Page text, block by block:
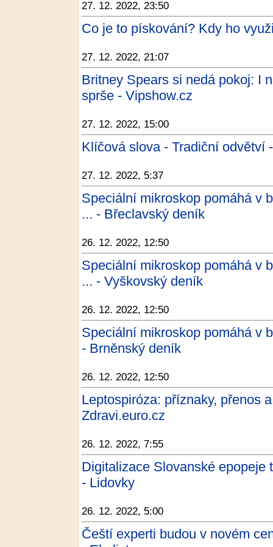
27. 12. 2022, 23:50
Co je to pískování? Kdy ho
27. 12. 2022, 21:07
Britney Spears si nedá pokoj: I
sprše - Vipshow.cz
27. 12. 2022, 15:00
Klíčová slova - Tradiční odvětví
27. 12. 2022, 5:37
Speciální mikroskop pomáhá v
... - Břeclavský deník
26. 12. 2022, 12:50
Speciální mikroskop pomáhá v
... - Vyškovský deník
26. 12. 2022, 12:50
Speciální mikroskop pomáhá v
- Brněnský deník
26. 12. 2022, 12:50
Leptospiróza: příznaky, přenos
Zdravi.euro.cz
26. 12. 2022, 7:55
Digitalizace Slovanské epopeje
- Lidovky
26. 12. 2022, 5:00
Čeští experti budou v novém